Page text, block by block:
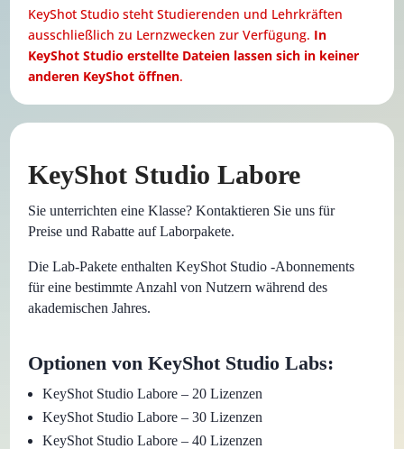
KeyShot Studio steht Studierenden und Lehrkräften
ausschließlich zu Lernzwecken zur Verfügung. In
KeyShot Studio erstellte Dateien lassen sich in keiner
anderen KeyShot öffnen.
KeyShot Studio Labore
Sie unterrichten eine Klasse? Kontaktieren Sie uns für
Preise und Rabatte auf Laborpakete.
Die Lab-Pakete enthalten KeyShot Studio -Abonnements
für eine bestimmte Anzahl von Nutzern während des
akademischen Jahres.
Optionen von KeyShot Studio Labs:
KeyShot Studio Labore – 20 Lizenzen
KeyShot Studio Labore – 30 Lizenzen
KeyShot Studio Labore – 40 Lizenzen